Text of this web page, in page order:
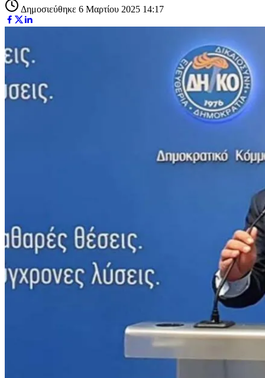
Δημοσιεύθηκε 6 Μαρτίου 2025 14:17